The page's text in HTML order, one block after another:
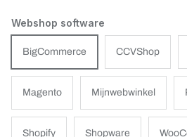
Webshop software
BigCommerce CCVShop
Magento Mijnwebwinkel
Shopify Shopware